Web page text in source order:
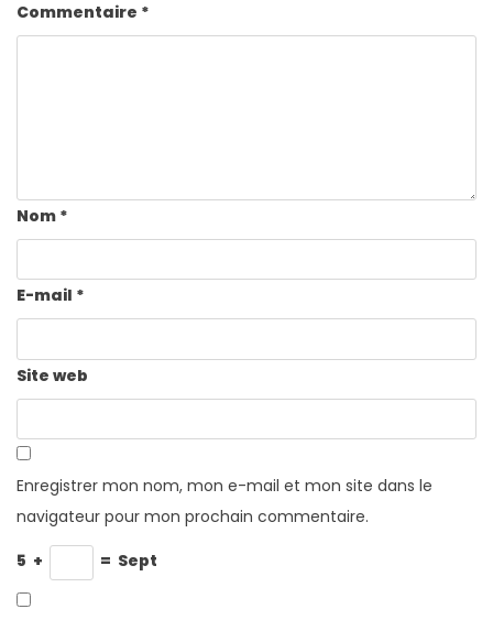
Commentaire *
Nom *
E-mail *
Site web
Enregistrer mon nom, mon e-mail et mon site dans le
navigateur pour mon prochain commentaire.
5 + = Sept